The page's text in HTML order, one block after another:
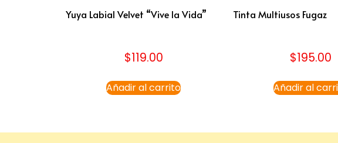
Yuya Labial Velvet “Vive la Vida”
$119.00
Añadir al carrito
Tinta Multiusos Fugaz
$195.00
Añadir al